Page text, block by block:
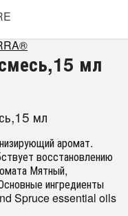
мл
мл
аромат.
восстановлению
Мятный,
ингредиенты
Spruce essential oils